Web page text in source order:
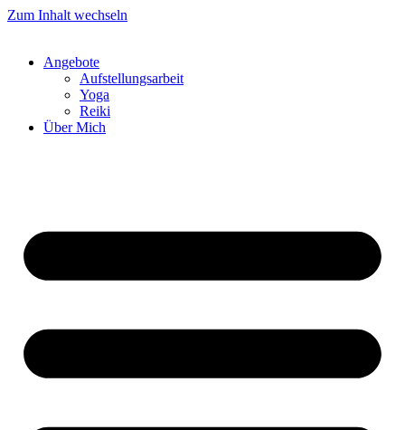
Zum Inhalt wechseln
Angebote
Aufstellungsarbeit
Yoga
Reiki
Über Mich